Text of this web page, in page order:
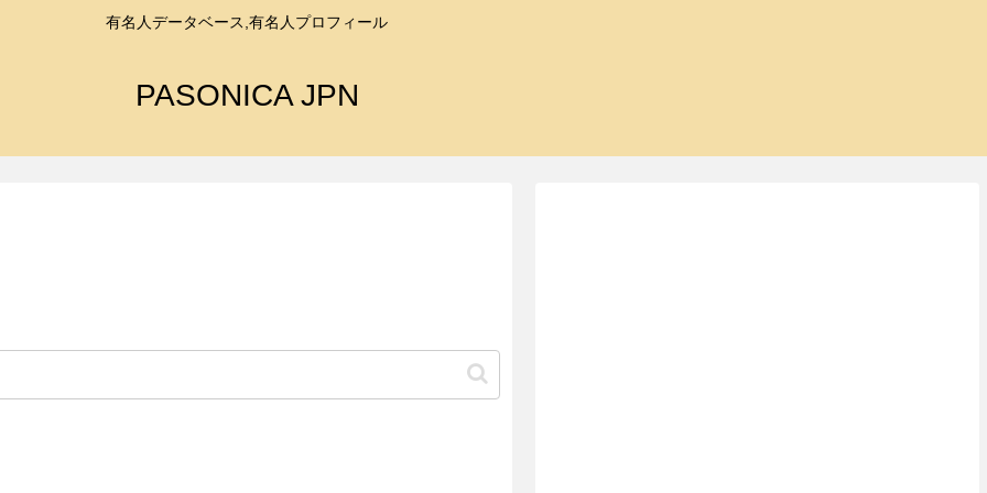
有名人データベース,有名人プロフィール
PASONICA JPN